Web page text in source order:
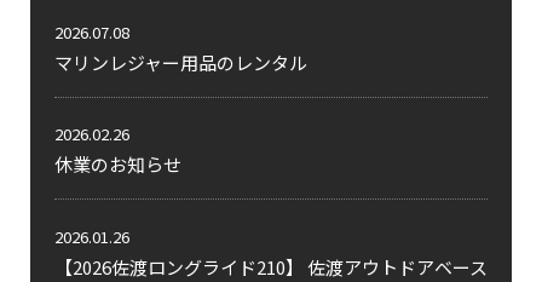
2026.07.08
マリンレジャー用品のレンタル
2026.02.26
休業のお知らせ
2026.01.26
【2026佐渡ロングライド210】 佐渡アウトドアベース